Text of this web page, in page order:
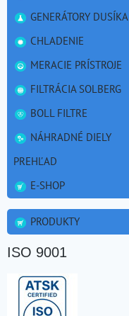
GENERÁTORY DUSÍKA
CHLADENIE
MERACIE PRÍSTROJE
FILTRÁCIA SOLBERG
BOLL FILTRE
NÁHRADNÉ DIELY
PREHĽAD
E-SHOP
PRODUKTY
ISO 9001